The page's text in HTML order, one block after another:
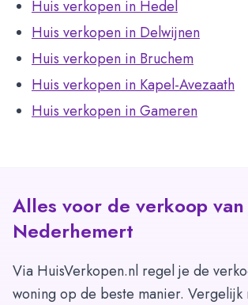
Huis verkopen in Hedel
Huis verkopen in Delwijnen
Huis verkopen in Bruchem
Huis verkopen in Kapel-Avezaath
Huis verkopen in Gameren
Alles voor de verkoop
Nederhemert
Via HuisVerkopen.nl regel je de
woning op de beste manier. Vergelijk